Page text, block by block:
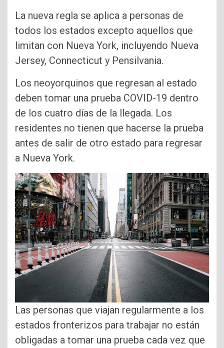
La nueva regla se aplica a personas de
todos los estados excepto aquellos que
limitan con Nueva York, incluyendo Nueva
Jersey, Connecticut y Pensilvania.
Los neoyorquinos que regresan al estado
deben tomar una prueba COVID-19 dentro
de los cuatro días de la llegada. Los
residentes no tienen que hacerse la prueba
antes de salir de otro estado para regresar
a Nueva York.
Las personas que viajan regularmente a los
estados fronterizos para trabajar no están
obligadas a tomar una prueba cada vez que